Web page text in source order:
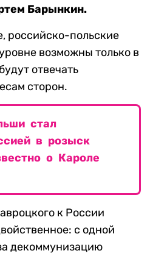
Барынкин.
российско-польские
возможны только в
отвечать
сторон.
стал
в розыск
о Кароле
к России
с одной
декоммунизацию